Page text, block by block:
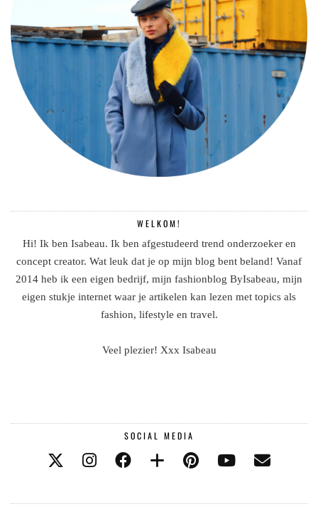
WELKOM!
Hi! Ik ben Isabeau. Ik ben afgestudeerd trend onderzoeker en
concept creator. Wat leuk dat je op mijn blog bent beland! Vanaf
2014 heb ik een eigen bedrijf, mijn fashionblog ByIsabeau, mijn
eigen stukje internet waar je artikelen kan lezen met topics als
fashion, lifestyle en travel.
Veel plezier! Xxx Isabeau
SOCIAL MEDIA